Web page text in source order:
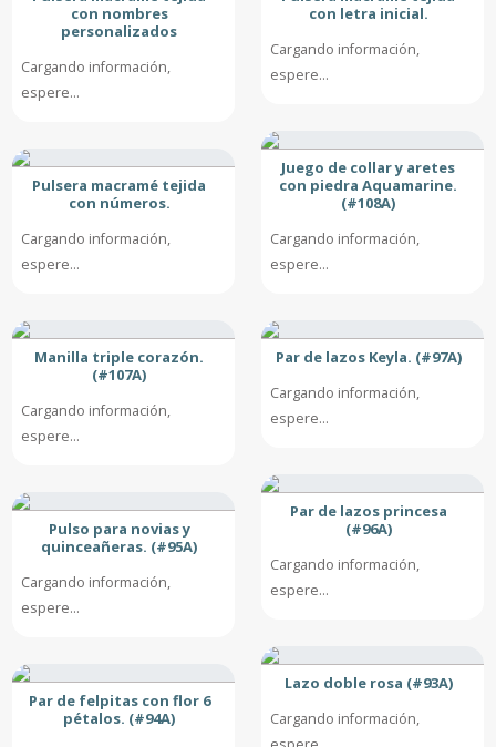
con nombres
personalizados
Cargando información,
espere...
Pulsera macramé tejida
con números.
Cargando información,
espere...
Manilla triple corazón.
(#107A)
Cargando información,
espere...
Pulso para novias y
quinceañeras. (#95A)
Cargando información,
espere...
Par de felpitas con flor 6
pétalos. (#94A)
con letra inicial.
Cargando información,
espere...
Juego de collar y aretes
con piedra Aquamarine.
(#108A)
Cargando información,
espere...
Par de lazos Keyla. (#97A)
Cargando información,
espere...
Par de lazos princesa
(#96A)
Cargando información,
espere...
Lazo doble rosa (#93A)
Cargando información,